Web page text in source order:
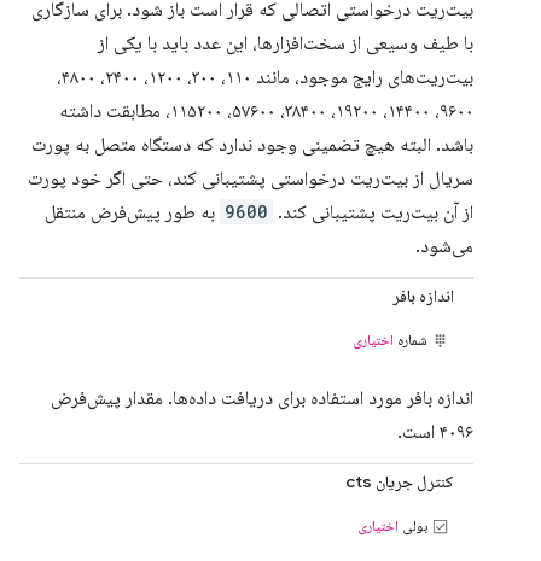
بیت‌ریت درخواستی اتصالی که قرار است باز شود. برای سازگاری
با طیف وسیعی از سخت‌افزارها، این عدد باید با یکی از
بیت‌ریت‌های رایج موجود، مانند ۱۱۰، ۳۰۰، ۱۲۰۰، ۲۴۰۰، ۴۸۰۰،
۹۶۰۰، ۱۴۴۰۰، ۱۹۲۰۰، ۳۸۴۰۰، ۵۷۶۰۰، ۱۱۵۲۰۰، مطابقت داشته
باشد. البته هیچ تضمینی وجود ندارد که دستگاه متصل به پورت
سریال از بیت‌ریت درخواستی پشتیبانی کند، حتی اگر خود پورت
از آن بیت‌ریت پشتیبانی کند. 9600 به طور پیش‌فرض منتقل
می‌شود.
اندازه بافر
شماره اختیاری
اندازه بافر مورد استفاده برای دریافت داده‌ها. مقدار پیش‌فرض
۴۰۹۶ است.
کنترل جریان cts
بولی اختیاری